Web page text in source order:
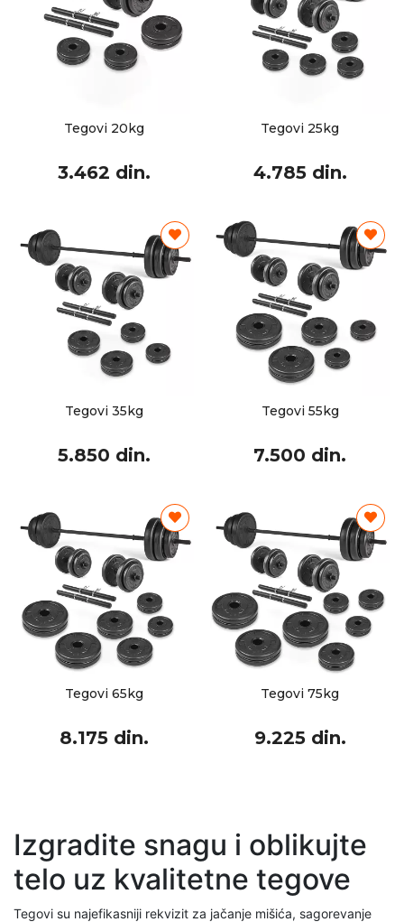
Tegovi 20kg
3.462 din.
Tegovi 25kg
4.785 din.
Tegovi 35kg
5.850 din.
Tegovi 55kg
7.500 din.
Tegovi 65kg
8.175 din.
Tegovi 75kg
9.225 din.
Izgradite snagu i oblikujte
telo uz kvalitetne tegove
Tegovi su najefikasniji rekvizit za jačanje mišića, sagorevanje